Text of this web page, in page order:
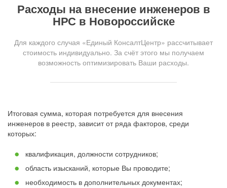
Расходы на внесение инженеров в
НРС в Новороссийске
Для каждого случая «Единый КонсалтЦентр» рассчитывает
стоимость индивидуально. За счёт этого мы получаем
возможность оптимизировать Ваши расходы.
Итоговая сумма, которая потребуется для внесения
инженеров в реестр, зависит от ряда факторов, среди
которых:
квалификация, должности сотрудников;
область изысканий, которые Вы проводите;
необходимость в дополнительных документах;